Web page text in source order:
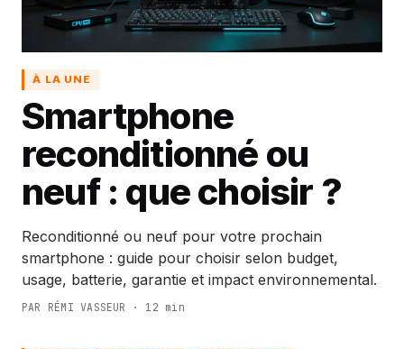
À LA UNE
Smartphone
reconditionné ou
neuf : que choisir ?
Reconditionné ou neuf pour votre prochain
smartphone : guide pour choisir selon budget,
usage, batterie, garantie et impact environnemental.
PAR RÉMI VASSEUR · 12 min